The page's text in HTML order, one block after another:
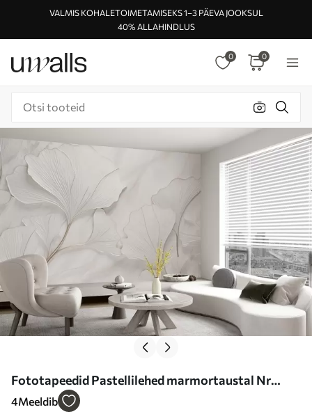
VALMIS KOHALETOIMETAMISEKS 1–3 PÄEVA JOOKSUL
40% ALLAHINDLUS
0 0
Fototapeedid Pastellilehed marmortaustal Nr
w03440
4Meeldib